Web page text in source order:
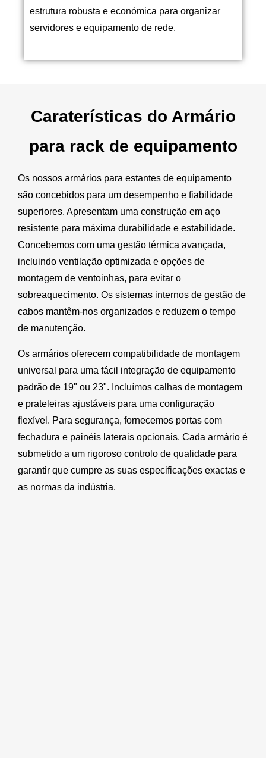
estrutura robusta e económica para organizar
servidores e equipamento de rede.
Caraterísticas do Armário
para rack de equipamento
Os nossos armários para estantes de equipamento
são concebidos para um desempenho e fiabilidade
superiores. Apresentam uma construção em aço
resistente para máxima durabilidade e estabilidade.
Concebemos com uma gestão térmica avançada,
incluindo ventilação optimizada e opções de
montagem de ventoinhas, para evitar o
sobreaquecimento. Os sistemas internos de gestão de
cabos mantêm-nos organizados e reduzem o tempo
de manutenção.
Os armários oferecem compatibilidade de montagem
universal para uma fácil integração de equipamento
padrão de 19" ou 23". Incluímos calhas de montagem
e prateleiras ajustáveis para uma configuração
flexível. Para segurança, fornecemos portas com
fechadura e painéis laterais opcionais. Cada armário é
submetido a um rigoroso controlo de qualidade para
garantir que cumpre as suas especificações exactas e
as normas da indústria.